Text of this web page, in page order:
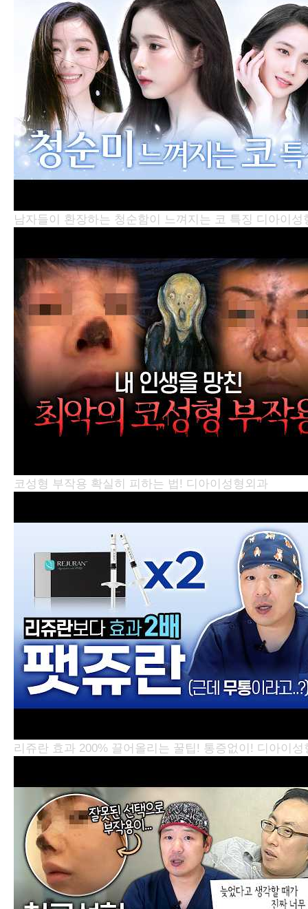
남자들이 환장하는 청순함이 느껴지는 코 특징 디아이성
코성형 부작용 확실히 피하는 법! 디아이성형외과
리쥬란 효과 200% 끌어올리는 꿀팁! 통증없이! 디아이성